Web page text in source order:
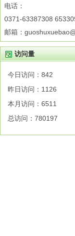
电话：
0371-63387308
邮箱：
访问量
今日访问： 842
昨日访问： 1126
本月访问： 6511
总访问： 780197